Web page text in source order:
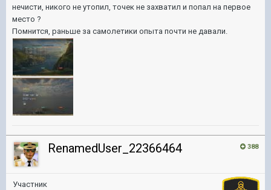
нечисти, никого не утопил, точек не захватил и попал на первое
место ?
Помнится, раньше за самолетики опыта почти не давали.
388
RenamedUser_22366464
Участник